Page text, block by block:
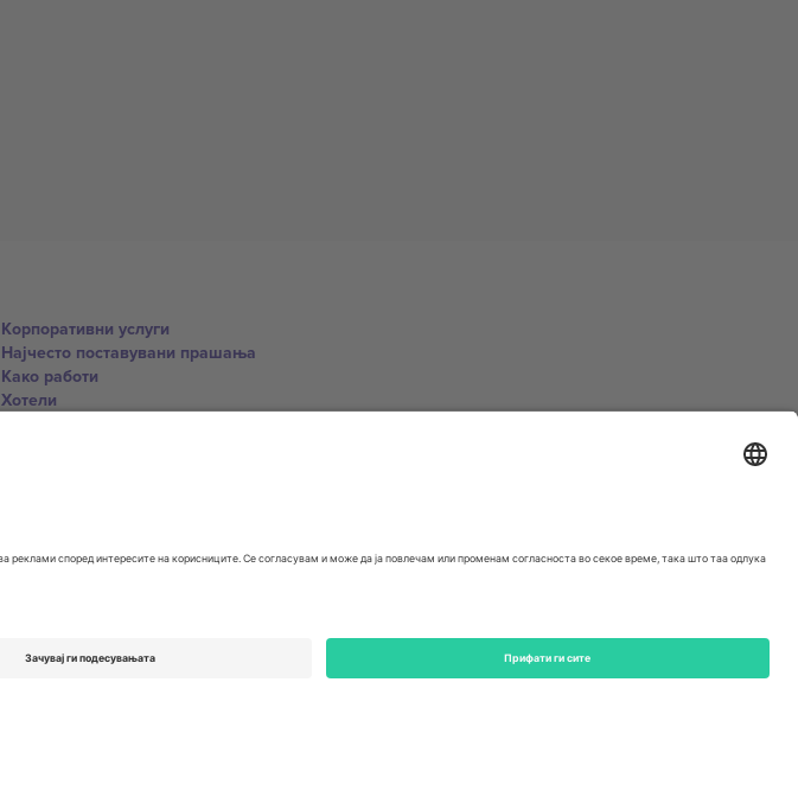
Корпоративни услуги
Најчесто поставувани прашања
Како работи
Хотели